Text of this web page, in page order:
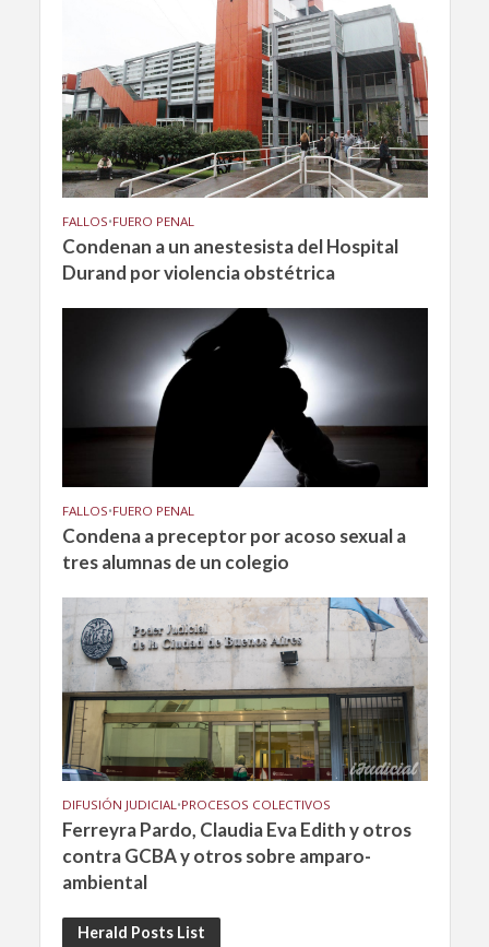
FALLOS•FUERO PENAL
Condenan a un anestesista del Hospital
Durand por violencia obstétrica
FALLOS•FUERO PENAL
Condena a preceptor por acoso sexual a
tres alumnas de un colegio
DIFUSIÓN JUDICIAL •PROCESOS COLECTIVOS
Ferreyra Pardo, Claudia Eva Edith y otros
contra GCBA y otros sobre amparo-
ambiental
Herald Posts List